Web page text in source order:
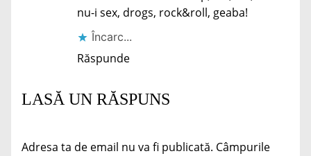
nu-i sex, drogs, rock&roll, geaba!
Încarc...
Răspunde
LASĂ UN RĂSPUNS
Adresa ta de email nu va fi publicată. Câmpurile